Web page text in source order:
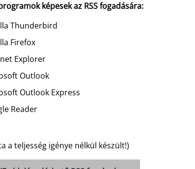
képesek az RSS fogadására:
Thunderbird
Firefox
Explorer
Outlook
Outlook Express
Reader
a teljesség igénye nélkül készült!)